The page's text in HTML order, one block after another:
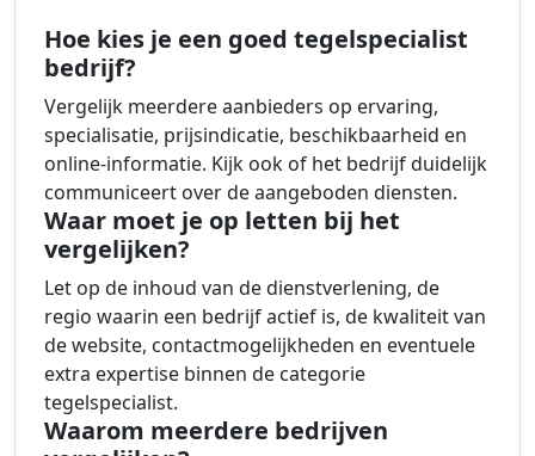
Hoe kies je een goed tegelspecialist
bedrijf?
Vergelijk meerdere aanbieders op ervaring,
specialisatie, prijsindicatie, beschikbaarheid en
online-informatie. Kijk ook of het bedrijf duidelijk
communiceert over de aangeboden diensten.
Waar moet je op letten bij het
vergelijken?
Let op de inhoud van de dienstverlening, de
regio waarin een bedrijf actief is, de kwaliteit van
de website, contactmogelijkheden en eventuele
extra expertise binnen de categorie
tegelspecialist.
Waarom meerdere bedrijven